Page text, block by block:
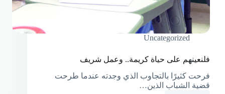
Uncategorized
فلنعينهم على حياة كريمة.. وعمل شريف
فرحت كثيرًا بالتجاوب الذي وجدته عندما طرحت
قضية الشباب الذين…